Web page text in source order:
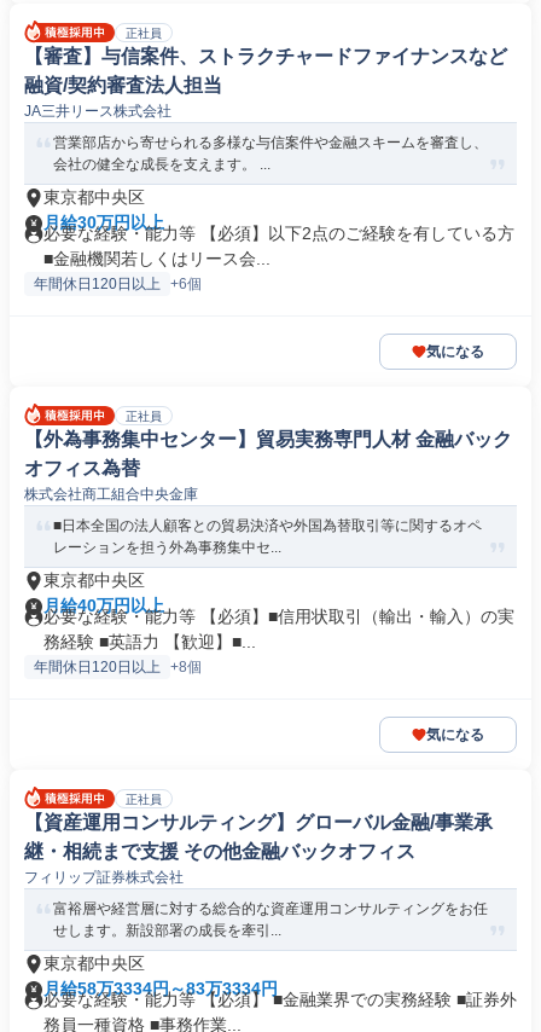
正社員
【審査】与信案件、ストラクチャードファイナンスなど
融資/契約審査法人担当
JA三井リース株式会社
営業部店から寄せられる多様な与信案件や金融スキームを審査し、
会社の健全な成長を支えます。 ...
東京都中央区
月給30万円以上
必要な経験・能力等 【必須】以下2点のご経験を有している方
■金融機関若しくはリース会...
年間休日120日以上 +6個
気になる
正社員
【外為事務集中センター】貿易実務専門人材 金融バック
オフィス為替
株式会社商工組合中央金庫
■日本全国の法人顧客との貿易決済や外国為替取引等に関するオペ
レーションを担う外為事務集中セ...
東京都中央区
月給40万円以上
必要な経験・能力等 【必須】■信用状取引（輸出・輸入）の実
務経験 ■英語力 【歓迎】■...
年間休日120日以上 +8個
気になる
正社員
【資産運用コンサルティング】グローバル金融/事業承
継・相続まで支援 その他金融バックオフィス
フィリップ証券株式会社
富裕層や経営層に対する総合的な資産運用コンサルティングをお任
せします。新設部署の成長を牽引...
東京都中央区
月給58万3334円～83万3334円
必要な経験・能力等 【必須】 ■金融業界での実務経験 ■証券外
務員一種資格 ■事務作業...